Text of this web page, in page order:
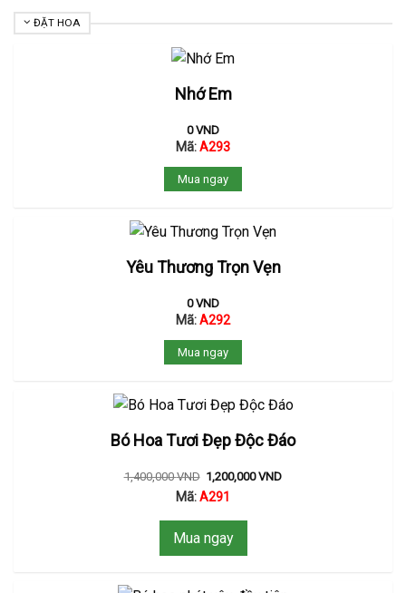
ĐẶT HOA
Nhớ Em
0VND
Mã:A293
Mua ngay
Yêu Thương Trọn Vẹn
0VND
Mã:A292
Mua ngay
Bó Hoa Tươi Đẹp Độc Đáo
1,400,000VND 1,200,000VND
Mã:A291
Mua ngay